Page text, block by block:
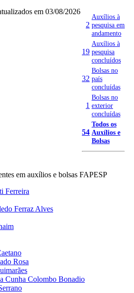
em 03/08/2026
2
Auxílios à
pesquisa em
andamento
19
Auxílios à
pesquisa
concluídos
32
Bolsas no
país
concluídas
1
Bolsas no
exterior
concluídas
54
Todos os
Auxílios e
Bolsas
em auxílios e bolsas FAPESP
Ferreira
Ferraz Alves
Rosa
Cunha Colombo Bonadio